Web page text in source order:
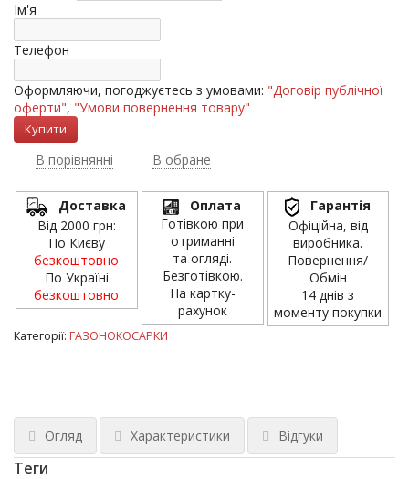
Ім'я
Телефон
Оформляючи, погоджуєтесь з умовами: "Договір публічної
оферти", "Умови повернення товару"
В порівнянні В обране
Доставка
Від 2000 грн:
По Києву
безкоштовно
По Україні
безкоштовно
Оплата
Готівкою при
отриманні
та огляді.
Безготівкою.
На картку-
рахунок
Гарантія
Офіційна, від
виробника.
Повернення/
Обмін
14 днів з
моменту покупки
Категорії: ГАЗОНОКОСАРКИ
Огляд Характеристики Відгуки
Теги